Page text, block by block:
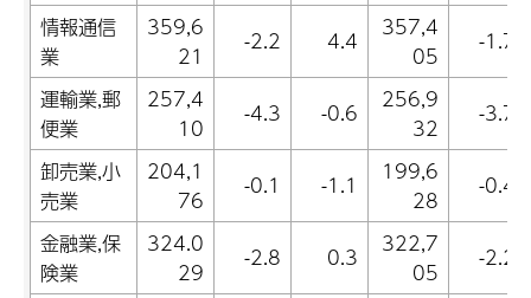
情報通信
業
359,6
21
-2.2 4.4
357,4
05
-1.7
運輸業,郵
便業
257,4
10
-4.3 -0.6
256,9
32
-3.7
卸売業,小
売業
204,1
76
-0.1 -1.1
199,6
28
-0.4
金融業,保
険業
324.0
29
-2.8 0.3
322,7
05
-2.2